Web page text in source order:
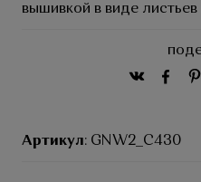
вышивкой в виде листьев
Артикул: GNW2_C430